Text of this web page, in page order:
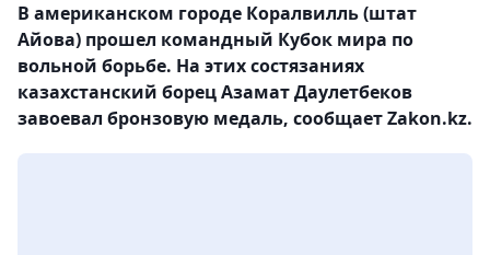
В американском городе Коралвилль (штат
Айова) прошел командный Кубок мира по
вольной борьбе. На этих состязаниях
казахстанский борец Азамат Даулетбеков
завоевал бронзовую медаль, сообщает Zakon.kz.